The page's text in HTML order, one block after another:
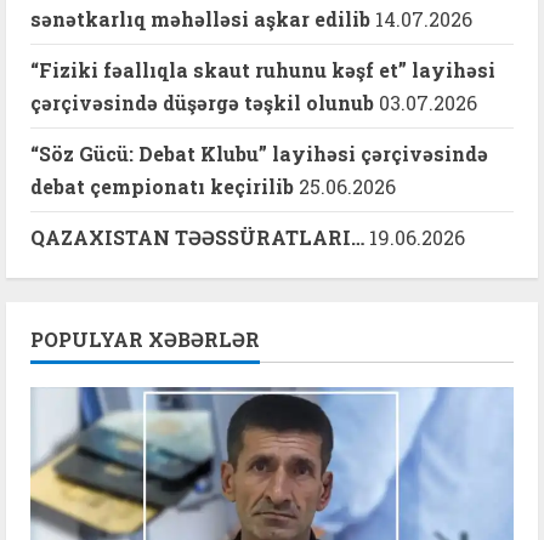
sənətkarlıq məhəlləsi aşkar edilib 14.07.2026
“Fiziki fəallıqla skaut ruhunu kəşf et” layihəsi
çərçivəsində düşərgə təşkil olunub 03.07.2026
“Söz Gücü: Debat Klubu” layihəsi çərçivəsində
debat çempionatı keçirilib 25.06.2026
QAZAXISTAN TƏƏSSÜRATLARI… 19.06.2026
POPULYAR XƏBƏRLƏR